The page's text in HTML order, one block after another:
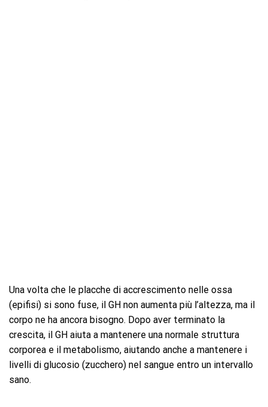
Una volta che le placche di accrescimento nelle ossa
(epifisi) si sono fuse, il GH non aumenta più l’altezza, ma il
corpo ne ha ancora bisogno. Dopo aver terminato la
crescita, il GH aiuta a mantenere una normale struttura
corporea e il metabolismo, aiutando anche a mantenere i
livelli di glucosio (zucchero) nel sangue entro un intervallo
sano.